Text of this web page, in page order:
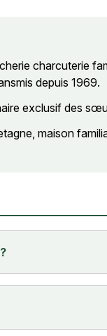
charcuterie
depuis 1969.
exclusif des
maison